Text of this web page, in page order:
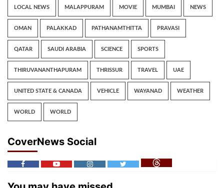
LOCAL NEWS MALAPPURAM MOVIE MUMBAI NEWS
OMAN PALAKKAD PATHANAMTHITTA PRAVASI
QATAR SAUDI ARABIA SCIENCE SPORTS
THIRUVANANTHAPURAM THRISSUR TRAVEL UAE
UNITED STATE & CANADA VEHICLE WAYANAD WEATHER
WORLD WORLD
CoverNews Social